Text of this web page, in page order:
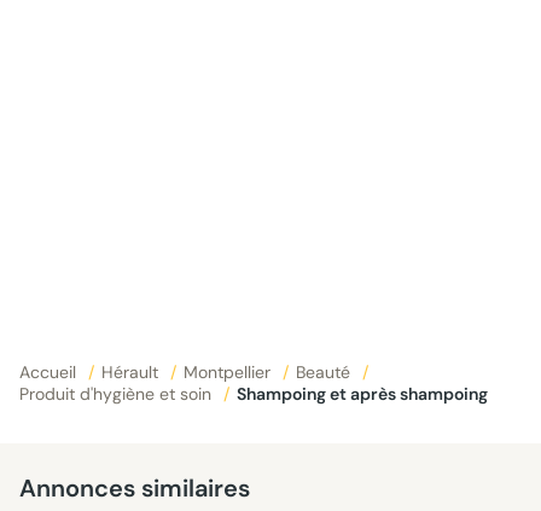
Accueil / Hérault / Montpellier / Beauté
/
Produit d'hygiène et soin
/ Shampoing et après shampoing
Annonces similaires